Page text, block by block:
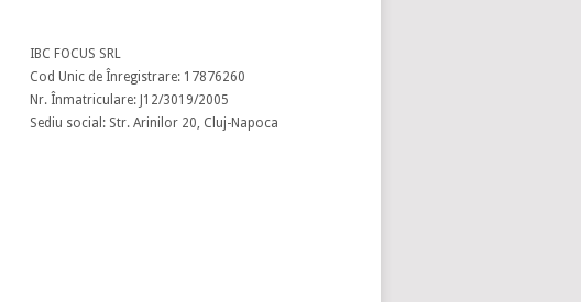
IBC FOCUS SRL
Cod Unic de Înregistrare: 17876260
Nr. Înmatriculare: J12/3019/2005
Sediu social: Str. Arinilor 20, Cluj-Napoca